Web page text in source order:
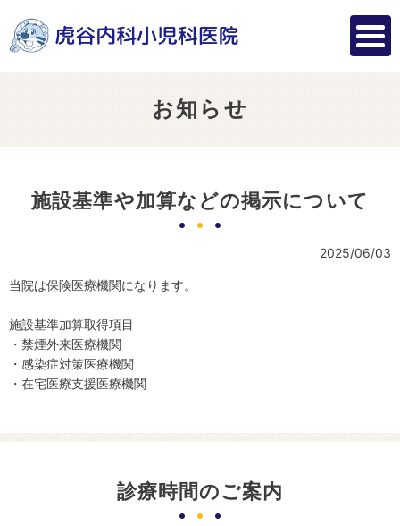
お知らせ
施設基準や加算などの掲示について
2025/06/03
当院は保険医療機関になります。
施設基準加算取得項目
・禁煙外来医療機関
・感染症対策医療機関
・在宅医療支援医療機関
診療時間のご案内